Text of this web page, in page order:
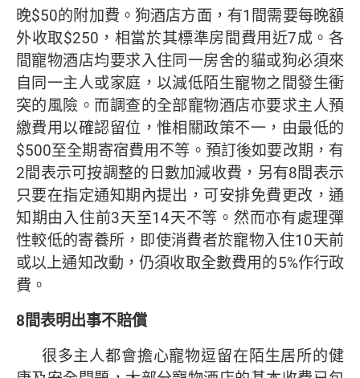
晚$50的附加費。狗酒店方面，有1間需要每晚額
外收取$250，相當於其標準房間費用近7成。各
間寵物酒店均要求入住同一房舍的貓或狗必須來
自同一主人或家庭，以減低陌生寵物之間發生衝
突的風險。而調查的全部寵物酒店亦要求主人預
繳費用以確認留位，惟相關政策不一，由最低的
$500至全期寄宿費用不等。預訂後如要改期，有
2間表示可按調整的日數加減收費，另有8間表示
只要在指定通知期內提出，可安排免費更改，通
知期由入住前3天至14天不等。然而亦有處理彈
性較低的寄養所，即使消費者於寵物入住10天前
或以上通知改動，仍須收取全數費用的5%作行政
費。
8間表明出事不賠償
很多主人都會擔心寵物逗留在陌生居所的健